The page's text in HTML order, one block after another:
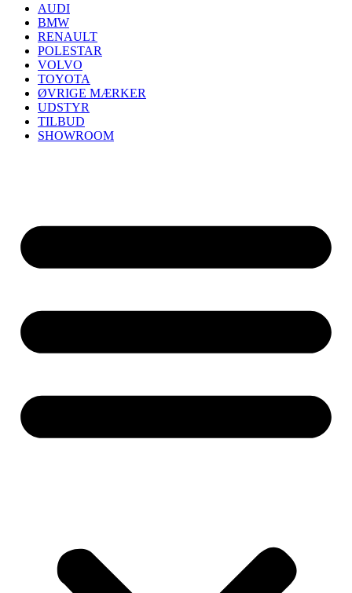
AUDI
BMW
RENAULT
POLESTAR
VOLVO
TOYOTA
ØVRIGE MÆRKER
UDSTYR
TILBUD
SHOWROOM